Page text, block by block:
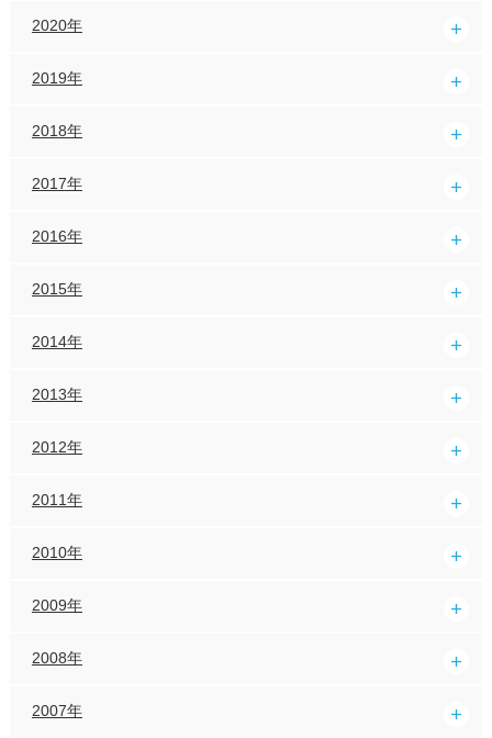
2020年
2019年
2018年
2017年
2016年
2015年
2014年
2013年
2012年
2011年
2010年
2009年
2008年
2007年